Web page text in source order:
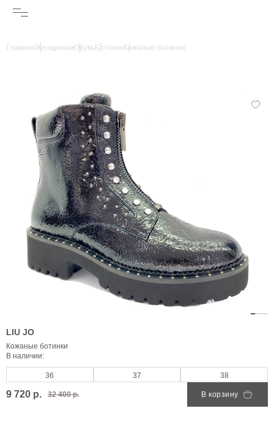
ГлавнаяЖенщинамОбувьБотинки Кожаные ботинки
LIU JO
Кожаные ботинки
В наличии:
36 37 38
9 720 р. 32 400 р. В корзину